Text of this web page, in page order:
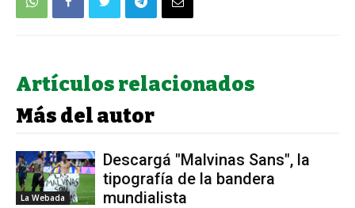
Artículos relacionados
Más del autor
La Webada
Descargá "Malvinas Sans", la
tipografía de la bandera
mundialista